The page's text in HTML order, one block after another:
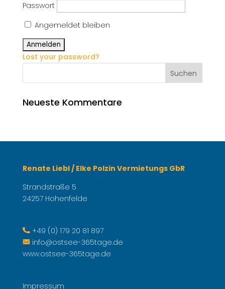
Passwort
Angemeldet bleiben
Lost your password?
Neueste Kommentare
Renate Liebl / Elke Polzin Vermietungs GbR
Strandstraße 5
24257 Hohenfelde
+49 (0) 179 20 81 897
info@ostsee-365tage.de
www.ostsee-365tage.de
Impressum